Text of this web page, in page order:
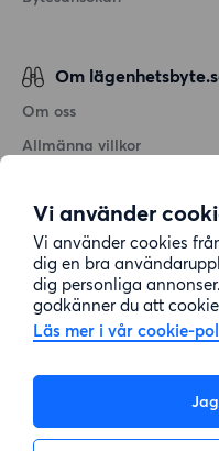
Vi använder
Vi använder cookies
dig en bra
dig personliga
godkänner du att
Läs mer i vår cookie-
Om
Om oss
Allmänna villkor
Cookiepolicy
Sitemap
Kundtjänst